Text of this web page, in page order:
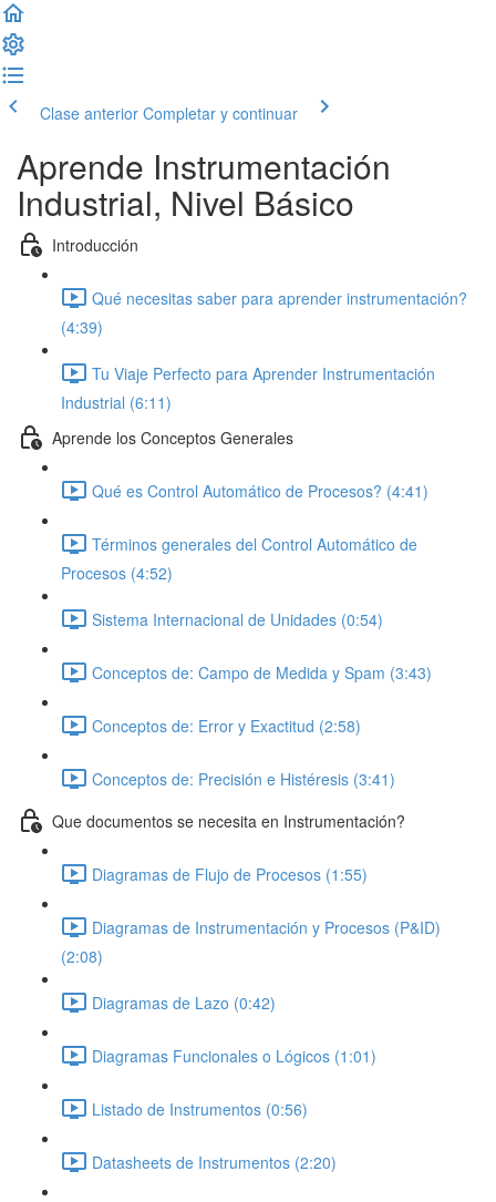
Clase anterior Completar y continuar
Aprende Instrumentación
Industrial, Nivel Básico
Introducción
Qué necesitas saber para aprender instrumentación?
(4:39)
Tu Viaje Perfecto para Aprender Instrumentación
Industrial (6:11)
Aprende los Conceptos Generales
Qué es Control Automático de Procesos? (4:41)
Términos generales del Control Automático de
Procesos (4:52)
Sistema Internacional de Unidades (0:54)
Conceptos de: Campo de Medida y Spam (3:43)
Conceptos de: Error y Exactitud (2:58)
Conceptos de: Precisión e Histéresis (3:41)
Que documentos se necesita en Instrumentación?
Diagramas de Flujo de Procesos (1:55)
Diagramas de Instrumentación y Procesos (P&ID)
(2:08)
Diagramas de Lazo (0:42)
Diagramas Funcionales o Lógicos (1:01)
Listado de Instrumentos (0:56)
Datasheets de Instrumentos (2:20)